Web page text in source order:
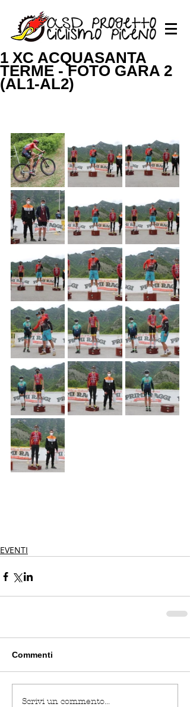
1 XC ACQUASANTA
TERME - FOTO GARA 2
(AL1-AL2)
EVENTI
Commenti
Scrivi un commento...